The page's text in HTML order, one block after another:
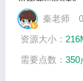
秦老师
资源大小：
需要点数： 350